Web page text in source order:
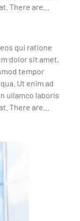
There are...
qui ratione
dolor sit amet,
tempor
Ut enim ad
ullamco laboris
There are...